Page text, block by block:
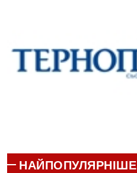
НАЙПОПУЛЯРНІШЕ